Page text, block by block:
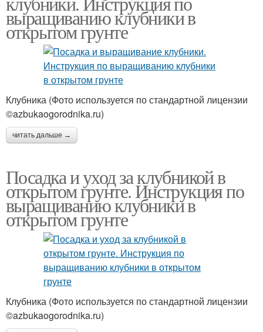
выращиванию клубники в
открытом грунте
Клубника (Фото используется по стандартной лицензии
©azbukaogorodnika.ru)
читать дальше →
Посадка и уход за клубникой в
открытом грунте. Инструкция по
выращиванию клубники в
открытом грунте
Клубника (Фото используется по стандартной лицензии
©azbukaogorodnika.ru)